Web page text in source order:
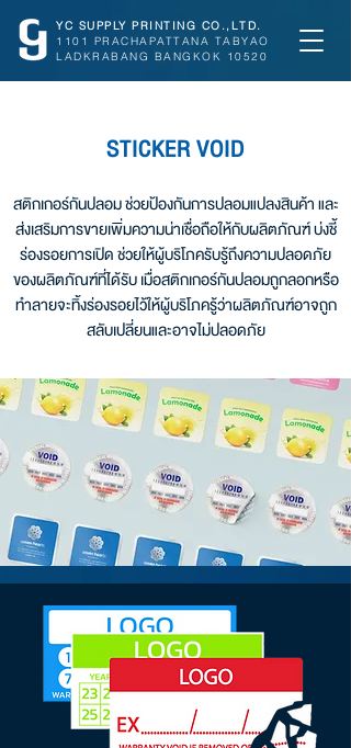
YC SUPPLY PRINTING CO.,LTD.
1101 PRACHAPATTANA TABYAO
LADKRABANG BANGKOK 10520
STICKER VOID
สติกเกอร์กันปลอม ช่วยป้องกันการปลอมแปลงสินค้า และ
ส่งเสริมการขายเพิ่มความน่าเชื่อถือให้กับผลิตภัณฑ์ บ่งชี้
ร่องรอยการเปิด ช่วยให้ผู้บริโภครับรู้ถึงความปลอดภัย
ของผลิตภัณฑ์ที่ได้รับ เมื่อสติกเกอร์กันปลอมถูกลอกหรือ
ทำลายจะทิ้งร่องรอยไว้ให้ผู้บริโภครู้ว่าผลิตภัณฑ์อาจถูก
สลับเปลี่ยนและอาจไม่ปลอดภัย